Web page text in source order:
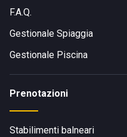
F.A.Q.
Gestionale Spiaggia
Gestionale Piscina
Prenotazioni
Stabilimenti balneari